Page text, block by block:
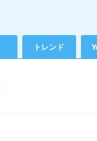
トレンド